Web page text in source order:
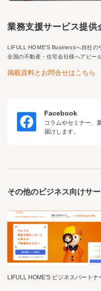
業務支援サービス提供
LIFULL HOME'S Businessへ自社の
全国の不動産・住宅会社様へアピー
掲載資料とお問合せはこちら
Facebook
コラムやセミナー、
届けします。
その他のビジネス向けサ
LIFULL HOME'S ビジネスパートナ